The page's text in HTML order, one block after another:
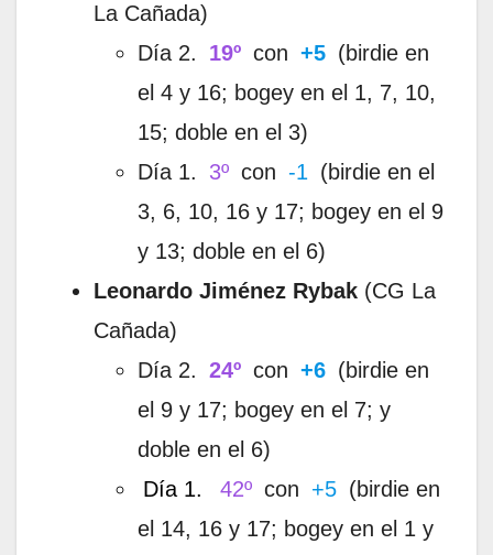
La Cañada)
Día 2.
19º con +5 (birdie en
el 4 y 16; bogey en el 1, 7, 10,
15; doble en el 3)
Día 1.
3º con -1 (birdie en el
3, 6, 10, 16 y 17; bogey en el 9
y 13; doble en el 6)
Leonardo Jiménez Rybak (CG La
Cañada)
Día 2. 24º con +6 (birdie en
el 9 y 17; bogey en el 7; y
doble en el 6)
Día 1.
42º con +5 (birdie en
el 14, 16 y 17; bogey en el 1 y